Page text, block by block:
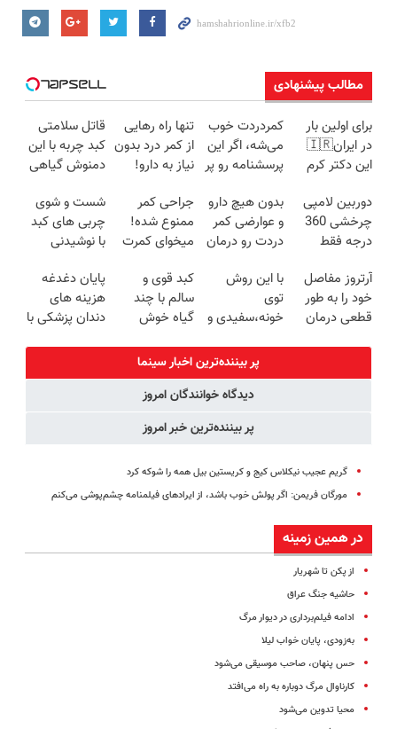
مطالب پیشنهادی
برای اولین بار
در ایران🇮🇷
این دکتر کرم
روزه ساخت!
کمردردت خوب
می‌شه، اگر این
پرسشنامه رو پر
تنها راه رهایی
از کمر درد بدون
نیاز به دارو!
قاتل سلامتی
کبد چربه با این
دمنوش گیاهی
دوربین لامپی
چرخشی 360
درجه فقط
🔥 پرداخت
درب منزل
بدون هیچ دارو
و عوارضی کمر
دردت رو درمان
(پرسش‌نامه)
جراحی کمر
ممنوع شده!
میخوای کمرت
درمان کنی؟
((پرسش‌نامه))
شست و شوی
چربی های کبد
با نوشیدنی
آرتروز مفاصل
خود را به طور
قطعی درمان
با این روش
توی
خونه،سفیدی و
برگردون
(40%off)
کبد قوی و
سالم با چند
گیاه خوش
پایان دغدغه
هزینه های
دندان پزشکی با
پر بیننده‌ترین اخبار سینما
دیدگاه خوانندگان امروز
پر بیننده‌ترین خبر امروز
گریم عجیب نیکلاس کیج و کریستین بیل همه را شوکه کرد
مورگان فریمن: اگر پولش خوب باشد، از ایرادهای فیلمنامه چشم‌پوشی می‌کنم
در همین زمینه
از پکن تا شهریار
حاشیه جنگ عراق
ادامه فیلم‌برداری در دیوار مرگ
به‌زودی، پایان خواب لیلا
حس پنهان، صاحب موسیقی می‌شود
کارناوال مرگ دوباره به راه می‌افتد
محیا تدوین می‌شود